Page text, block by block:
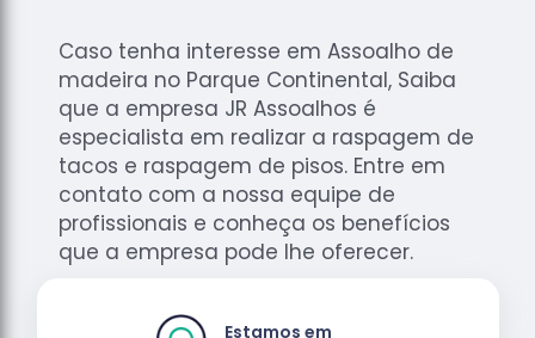
Caso tenha interesse em Assoalho de
madeira no Parque Continental, Saiba
que a empresa JR Assoalhos é
especialista em realizar a raspagem de
tacos e raspagem de pisos. Entre em
contato com a nossa equipe de
profissionais e conheça os benefícios
que a empresa pode lhe oferecer.
Estamos em